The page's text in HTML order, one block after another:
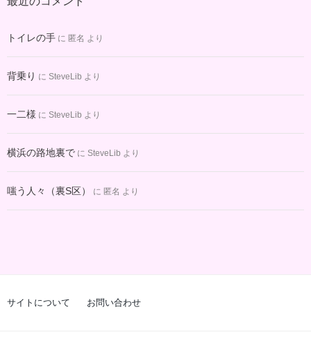
トイレの手 に 匿名 より
背乗り に SteveLib より
一二様 に SteveLib より
横浜の路地裏で に SteveLib より
嗤う人々（裏S区） に 匿名 より
サイトについて お問い合わせ